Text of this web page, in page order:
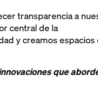
transparencia a
central de la
y creamos espacios
que